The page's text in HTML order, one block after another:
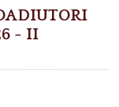
- II